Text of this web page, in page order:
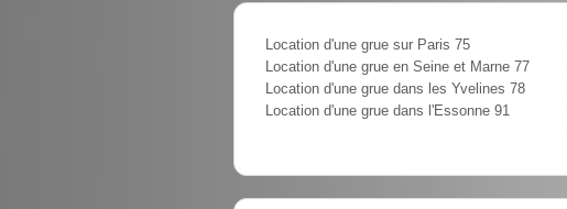
Location d'une grue sur Paris 75
Location d'une grue en Seine et Marne 77
Location d'une grue dans les Yvelines 78
Location d'une grue dans l'Essonne 91